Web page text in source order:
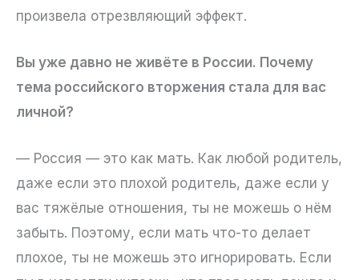
произвела отрезвляющий эффект.
Вы уже давно не живёте в России. Почему
тема российского вторжения стала для вас
личной?
— Россия — это как мать. Как любой родитель,
даже если это плохой родитель, даже если у
вас тяжёлые отношения, ты не можешь о нём
забыть. Поэтому, если мать что-то делает
плохое, ты не можешь это игнорировать. Если